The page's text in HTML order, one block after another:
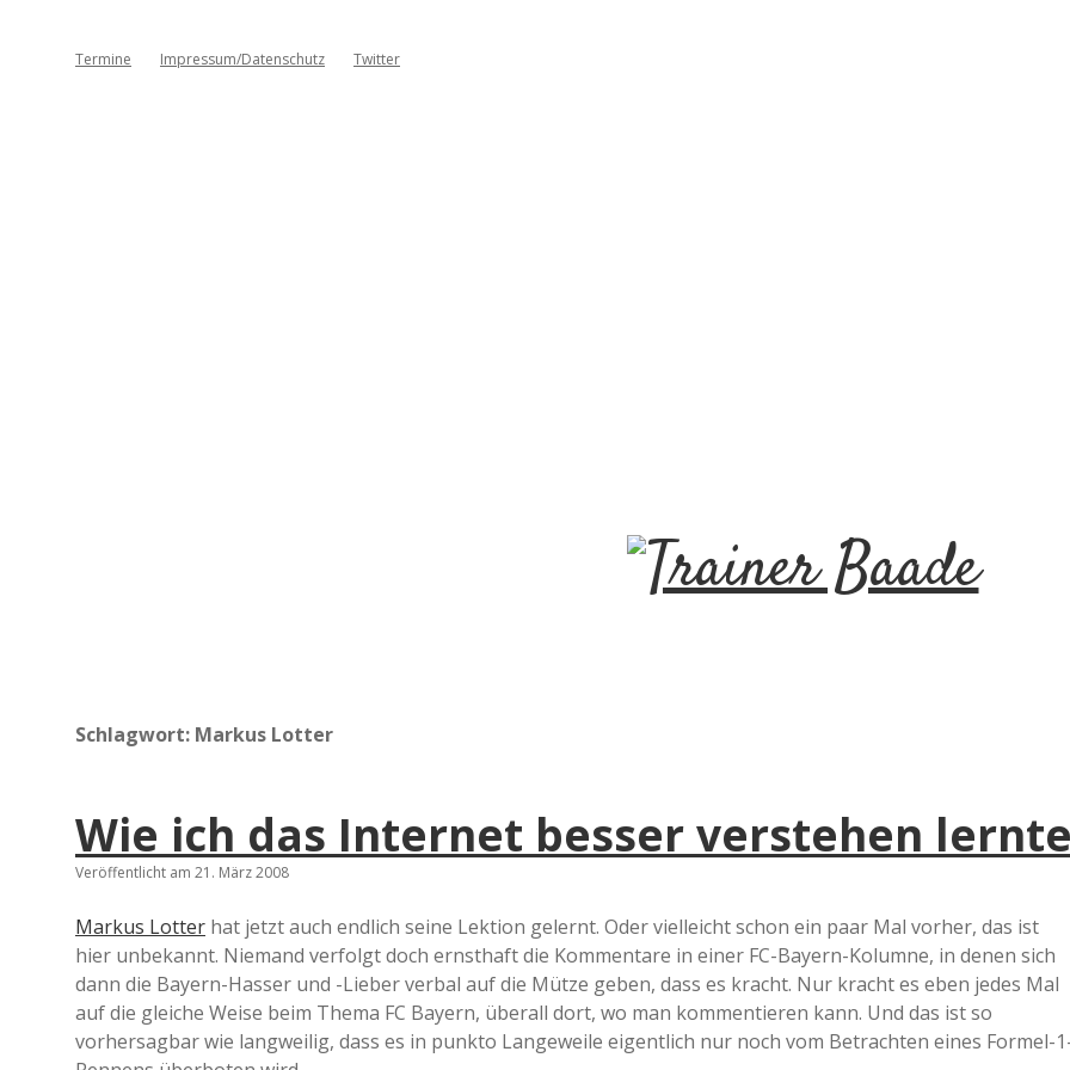
Termine Impressum/Datenschutz Twitter
T
n
e
r
Schlagwort: Markus Lotter
Wie ich das Internet besser verstehen lernte
Veröffentlicht am 21. März 2008
Markus Lotter hat jetzt auch endlich seine Lektion gelernt. Oder vielleicht schon ein paar Mal vorher, das ist
hier unbekannt. Niemand verfolgt doch ernsthaft die Kommentare in einer FC-Bayern-Kolumne, in denen sich
dann die Bayern-Hasser und -Lieber verbal auf die Mütze geben, dass es kracht. Nur kracht es eben jedes Mal
auf die gleiche Weise beim Thema FC Bayern, überall dort, wo man kommentieren kann. Und das ist so
vorhersagbar wie langweilig, dass es in punkto Langeweile eigentlich nur noch vom Betrachten eines Formel-